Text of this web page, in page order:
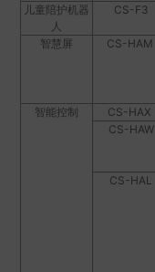
儿童陪护机器
人
CS-F3
智慧屏 CS-HAM
智能控制
CS-HAX
CS-HAW
CS-HAL